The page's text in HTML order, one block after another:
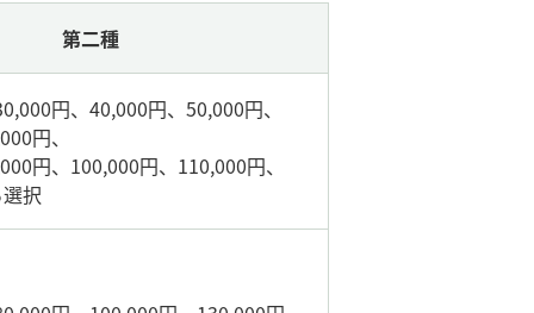
第二種
円、40,000円、50,000円、
円、
円、100,000円、110,000円、
択